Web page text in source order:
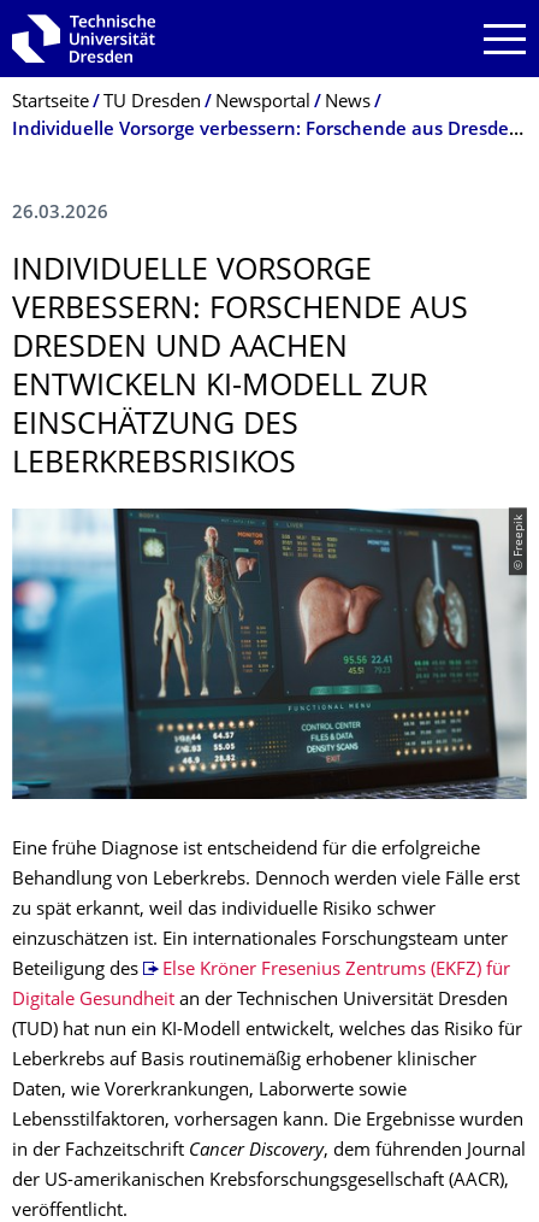
Zur Hauptnavigation springen
Zur Suche springen
Zum Inhalt springen
Breadcrumb-Menü
Startseite TU Dresden Newsportal
News
Individuelle Vorsorge verbessern: Forschende aus Dresden und Aachen entwickeln KI-Modell zur Einschätzung des Leberkrebsrisikos
26.03.2026
INDIVIDUELLE VORSORGE
VERBESSERN: FORSCHENDE AUS
DRESDEN UND AACHEN
ENTWICKELN KI-MODELL ZUR
EINSCHÄTZUNG DES
LEBERKREBSRISI­KOS
© Freepik
Eine frühe Diagnose ist entscheidend für die erfolgreiche
Behandlung von Leberkrebs. Dennoch werden viele Fälle erst
zu spät erkannt, weil das individuelle Risiko schwer
einzuschätzen ist. Ein internationales Forschungsteam unter
Beteiligung des
Else Kröner Fresenius Zentrums (EKFZ) für
Digitale Gesundheit an der Technischen Universität Dresden
(TUD) hat nun ein KI-Modell entwickelt, welches das Risiko für
Leberkrebs auf Basis routinemäßig erhobener klinischer
Daten, wie Vorerkrankungen, Laborwerte sowie
Lebensstilfaktoren, vorhersagen kann. Die Ergebnisse wurden
in der Fachzeitschrift Cancer Discovery, dem führenden Journal
der US-amerikanischen Krebsforschungsgesellschaft (AACR),
veröffentlicht.